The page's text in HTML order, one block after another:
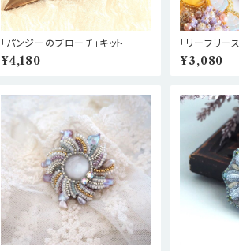
「パンジーのブローチ」キット
¥4,180
「リーフリー
キット
¥3,080